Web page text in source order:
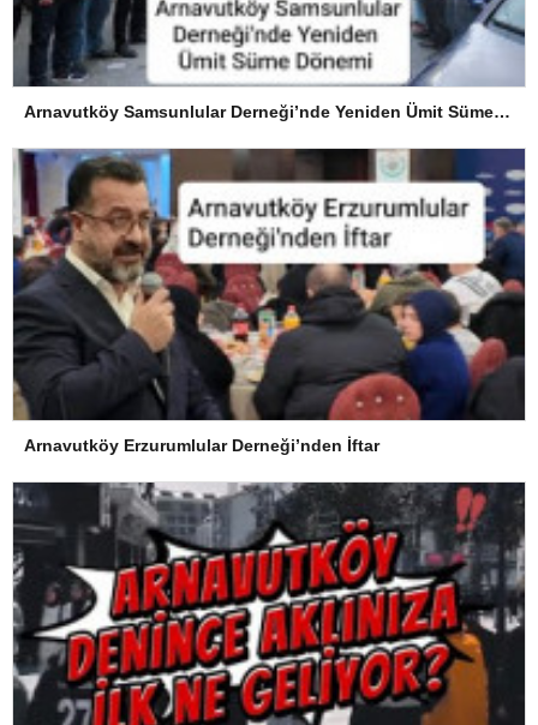
Arnavutköy Samsunlular Derneği’nde Yeniden Ümit Süme Dönemi
Arnavutköy Erzurumlular Derneği’nden İftar